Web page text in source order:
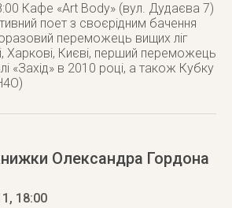
Кафе «Art Body» (вул. Дудаєва 7)
поет з своєрідним бачення
переможець вищих ліг
Харкові, Києві, перший переможець
«Захід» в 2010 році, а також Кубку
Олександра Гордона
, 18:00